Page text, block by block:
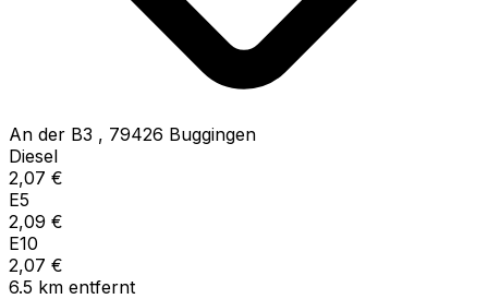
An der B3 , 79426 Buggingen
Diesel
2,07 €
E5
2,09 €
E10
2,07 €
6.5 km entfernt